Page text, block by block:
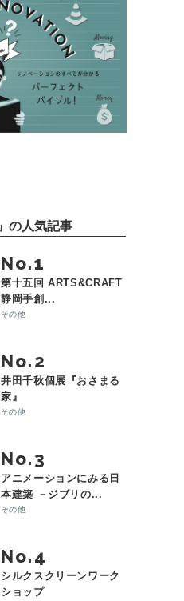
」の人気記事
No.
第十五回 ARTS&CRAFT
静岡手創...
その他
No.
井田千秋個展『おさまる
家』
その他
No.
アニメーションにみる日
本建築 －ジブリの...
その他
No.
シルクスクリーンワーク
ショップ